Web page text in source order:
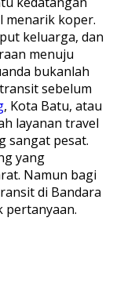
menarik koper.
keluarga, dan
menuju
bukanlah
sebelum
, Kota Batu, atau
layanan travel
sangat pesat.
yang
Namun bagi
di Bandara
pertanyaan.